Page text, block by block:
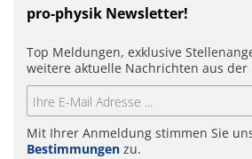
pro-physik Newsletter!
Top Meldungen, exklusive
weitere aktuelle Nachrichten aus der
Mit Ihrer Anmeldung stimmen Sie
Bestimmungen zu.